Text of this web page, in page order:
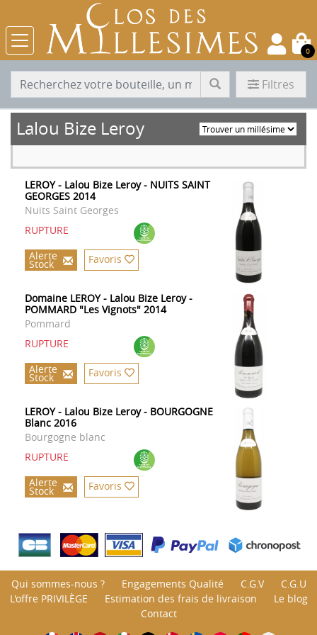
0
Filtres
Lalou Bize Leroy
LEROY - Lalou Bize Leroy - NUITS SAINT
GEORGES 2014
Nuits Saint Georges
RUPTURE
Alerte
Stock Favoris
Domaine LEROY - Lalou Bize Leroy -
POMMARD "Les Vignots" 2014
Pommard
RUPTURE
Alerte
Stock Favoris
LEROY - Lalou Bize Leroy - BOURGOGNE
Blanc 2016
Bourgogne blanc
RUPTURE
Alerte
Stock Favoris
Qui sommes-nous ? Engagements Qualité C.G.V
C.G.U
L'offre PRIVILÈGE
Estimation des frais de livraison
Le blog
Contact